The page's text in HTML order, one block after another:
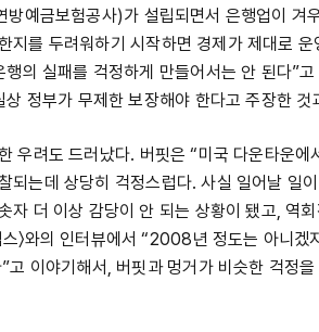
예금보험공사)가 설립되면서 은행업이 겨
지를 두려워하기 시작하면 경제가 제대로
의 실패를 걱정하게 만들어서는 안 된다”
정부가 무제한 보장해야 한다고 주장한 것
우려도 드러났다. 버핏은 “미국 다운타운에
되는데 상당히 걱정스럽다. 사실 일어날 일
자 더 이상 감당이 안 되는 상황이 됐고, 역
스〉와의 인터뷰에서 “2008년 정도는 아니
고 이야기해서, 버핏과 멍거가 비슷한 걱정